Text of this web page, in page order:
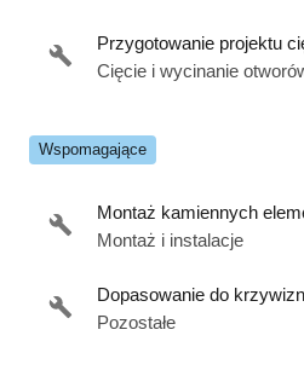
Przygotowanie projektu
Cięcie i wycinanie
Wspomagające
Montaż kamiennych
Montaż i instalacje
Dopasowanie do
Pozostałe